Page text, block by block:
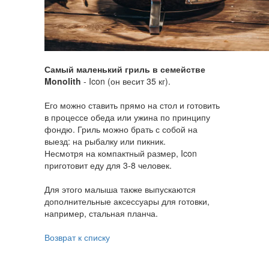
Самый маленький гриль в семействе
Monolith - Icon (он весит 35 кг).
Его можно ставить прямо на стол и готовить
в процессе обеда или ужина по принципу
фондю. Гриль можно брать с собой на
выезд: на рыбалку или пикник.
Несмотря на компактный размер, Icon
приготовит еду для 3-8 человек.
Для этого малыша также выпускаются
дополнительные аксессуары для готовки,
например, стальная планча.
Возврат к списку